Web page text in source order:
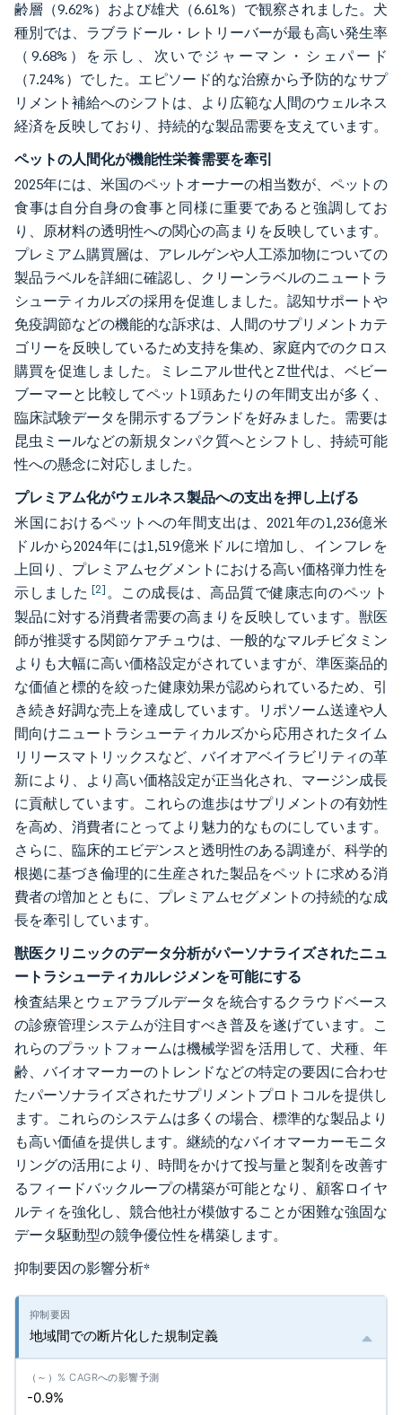
齢層（9.62%）および雄犬（6.61%）で観察されました。犬
種別では、ラブラドール・レトリーバーが最も高い発生率
（9.68%）を示し、次いでジャーマン・シェパード
（7.24%）でした。エピソード的な治療から予防的なサプ
リメント補給へのシフトは、より広範な人間のウェルネス
経済を反映しており、持続的な製品需要を支えています。
ペットの人間化が機能性栄養需要を牽引
2025年には、米国のペットオーナーの相当数が、ペットの
食事は自分自身の食事と同様に重要であると強調してお
り、原材料の透明性への関心の高まりを反映しています。
プレミアム購買層は、アレルゲンや人工添加物についての
製品ラベルを詳細に確認し、クリーンラベルのニュートラ
シューティカルズの採用を促進しました。認知サポートや
免疫調節などの機能的な訴求は、人間のサプリメントカテ
ゴリーを反映しているため支持を集め、家庭内でのクロス
購買を促進しました。ミレニアル世代とZ世代は、ベビー
ブーマーと比較してペット1頭あたりの年間支出が多く、
臨床試験データを開示するブランドを好みました。需要は
昆虫ミールなどの新規タンパク質へとシフトし、持続可能
性への懸念に対応しました。
プレミアム化がウェルネス製品への支出を押し上げる
米国におけるペットへの年間支出は、2021年の1,236億米
ドルから2024年には1,519億米ドルに増加し、インフレを
上回り、プレミアムセグメントにおける高い価格弾力性を
示しました[2]。この成長は、高品質で健康志向のペット
製品に対する消費者需要の高まりを反映しています。獣医
師が推奨する関節ケアチュウは、一般的なマルチビタミン
よりも大幅に高い価格設定がされていますが、準医薬品的
な価値と標的を絞った健康効果が認められているため、引
き続き好調な売上を達成しています。リポソーム送達や人
間向けニュートラシューティカルズから応用されたタイム
リリースマトリックスなど、バイオアベイラビリティの革
新により、より高い価格設定が正当化され、マージン成長
に貢献しています。これらの進歩はサプリメントの有効性
を高め、消費者にとってより魅力的なものにしています。
さらに、臨床的エビデンスと透明性のある調達が、科学的
根拠に基づき倫理的に生産された製品をペットに求める消
費者の増加とともに、プレミアムセグメントの持続的な成
長を牽引しています。
獣医クリニックのデータ分析がパーソナライズされたニュ
ートラシューティカルレジメンを可能にする
検査結果とウェアラブルデータを統合するクラウドベース
の診療管理システムが注目すべき普及を遂げています。こ
れらのプラットフォームは機械学習を活用して、犬種、年
齢、バイオマーカーのトレンドなどの特定の要因に合わせ
たパーソナライズされたサプリメントプロトコルを提供し
ます。これらのシステムは多くの場合、標準的な製品より
も高い価値を提供します。継続的なバイオマーカーモニタ
リングの活用により、時間をかけて投与量と製剤を改善す
るフィードバックループの構築が可能となり、顧客ロイヤ
ルティを強化し、競合他社が模倣することが困難な強固な
データ駆動型の競争優位性を構築します。
抑制要因の影響分析*
地域間での断片化した規制定義
-0.9%